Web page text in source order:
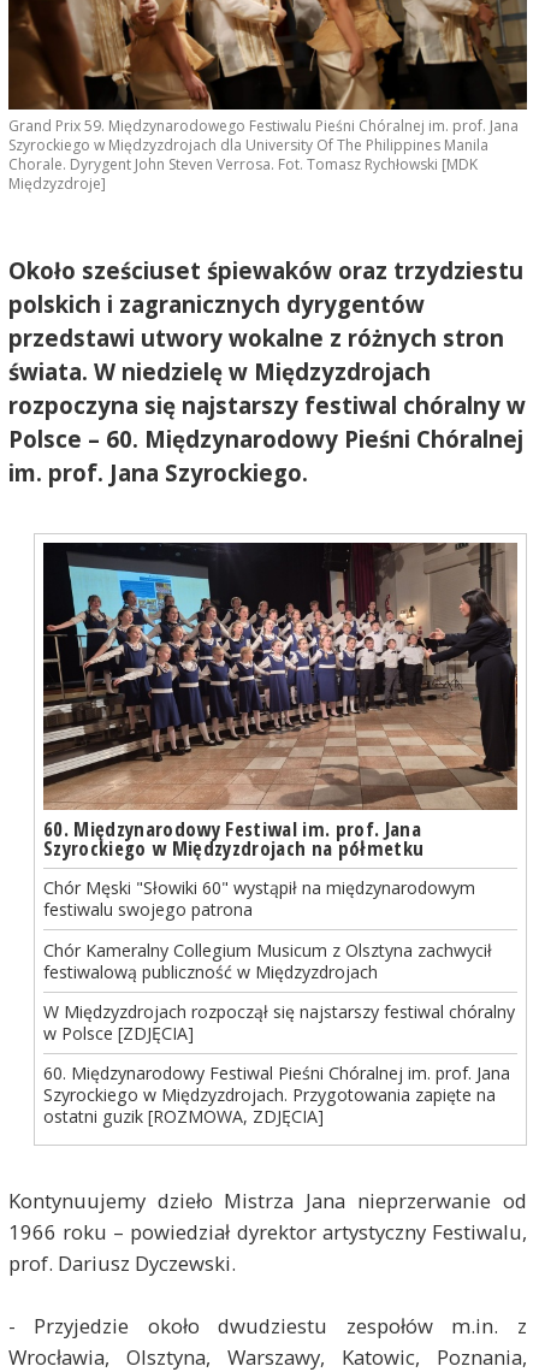
Grand Prix 59. Międzynarodowego Festiwalu Pieśni Chóralnej im. prof. Jana
Szyrockiego w Międzyzdrojach dla University Of The Philippines Manila
Chorale. Dyrygent John Steven Verrosa. Fot. Tomasz Rychłowski [MDK
Międzyzdroje]
Około sześciuset śpiewaków oraz trzydziestu
polskich i zagranicznych dyrygentów
przedstawi utwory wokalne z różnych stron
świata. W niedzielę w Międzyzdrojach
rozpoczyna się najstarszy festiwal chóralny w
Polsce – 60. Międzynarodowy Pieśni Chóralnej
im. prof. Jana Szyrockiego.
60. Międzynarodowy Festiwal im. prof. Jana
Szyrockiego w Międzyzdrojach na półmetku
Chór Męski "Słowiki 60" wystąpił na międzynarodowym
festiwalu swojego patrona
Chór Kameralny Collegium Musicum z Olsztyna zachwycił
festiwalową publiczność w Międzyzdrojach
W Międzyzdrojach rozpoczął się najstarszy festiwal chóralny
w Polsce [ZDJĘCIA]
60. Międzynarodowy Festiwal Pieśni Chóralnej im. prof. Jana
Szyrockiego w Międzyzdrojach. Przygotowania zapięte na
ostatni guzik [ROZMOWA, ZDJĘCIA]
Kontynuujemy dzieło Mistrza Jana nieprzerwanie od
1966 roku – powiedział dyrektor artystyczny Festiwalu,
prof. Dariusz Dyczewski.
- Przyjedzie około dwudziestu zespołów m.in. z
Wrocławia, Olsztyna, Warszawy, Katowic, Poznania,